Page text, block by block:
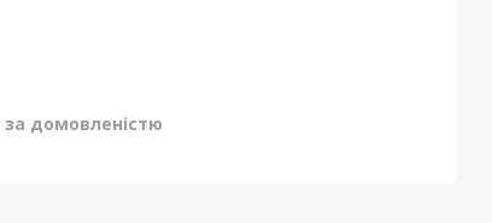
за домовленістю